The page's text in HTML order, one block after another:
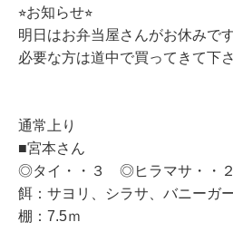
⭐︎お知らせ⭐︎
明日はお弁当屋さんがお休みで
必要な方は道中で買ってきて下
通常上り
■宮本さん
◎タイ・・３ ◎ヒラマサ・・
餌：サヨリ、シラサ、バニーガ
棚：7.5ｍ